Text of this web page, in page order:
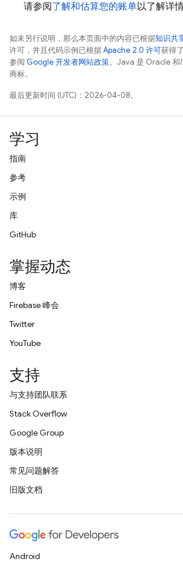
请参阅了解和估算您的账单以了解详情
如未另行说明，那么本页面中的内容已根据知识共
许可，并且代码示例已根据Apache 2.0 许可获得
参阅 Google 开发者网站政策。Java 是 Oracle 和
商标。
最后更新时间 (UTC)：2026-04-08。
学习
指南
参考
示例
库
GitHub
掌握动态
博客
Firebase 峰会
Twitter
YouTube
支持
与支持团队联系
Stack Overflow
Google Group
版本说明
常见问题解答
旧版文档
Android